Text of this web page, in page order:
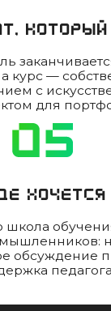
курс —
с
для
хочется
школа
обсуждение